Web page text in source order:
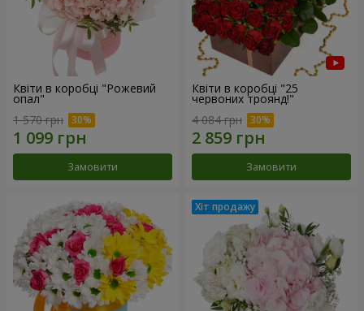
Квіти в коробці "Рожевий
опал"
1 570 грн
Замовити
Квіти в коробці "25
червоних троянд!"
4 084 грн
Замовити